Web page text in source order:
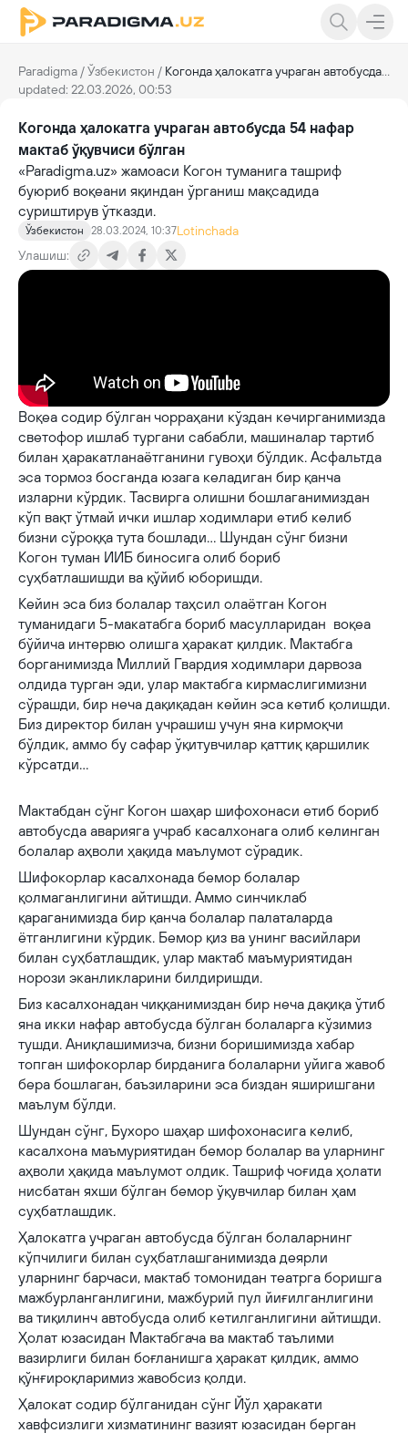
Paradigma /Ўзбекистон / Когонда ҳалокатга учраган автобусда 54 нафар мактаб ўқувчиси бўлган
updated: 22.03.2026, 00:53
Когонда ҳалокатга учраган автобусда 54 нафар
мактаб ўқувчиси бўлган
«Paradigma.uz» жамоаси Когон туманига ташриф
буюриб воқеани яқиндан ўрганиш мақсадида
суриштирув ўтказди.
Ўзбекистон 28.03.2024, 10:37Lotinchada
Улашиш:
Воқеа содир бўлган чорраҳани кўздан кечирганимизда
светофор ишлаб тургани сабабли, машиналар тартиб
билан ҳаракатланаётганини гувоҳи бўлдик. Асфальтда
эса тормоз босганда юзага келадиган бир қанча
изларни кўрдик. Тасвирга олишни бошлаганимиздан
кўп вақт ўтмай ички ишлар ходимлари етиб келиб
бизни сўроққа тута бошлади… Шундан сўнг бизни
Когон туман ИИБ биносига олиб бориб
суҳбатлашишди ва қўйиб юборишди.
Кейин эса биз болалар таҳсил олаётган Когон
туманидаги 5-макатабга бориб масулларидан воқеа
бўйича интервю олишга ҳаракат қилдик. Мактабга
борганимизда Миллий Гвардия ходимлари дарвоза
олдида турган эди, улар мактабга кирмаслигимизни
сўрашди, бир неча дақиқадан кейин эса кетиб қолишди.
Биз директор билан учрашиш учун яна кирмоқчи
бўлдик, аммо бу сафар ўқитувчилар қаттиқ қаршилик
кўрсатди…
Мактабдан сўнг Когон шаҳар шифохонаси етиб бориб
автобусда аварияга учраб касалхонага олиб келинган
болалар аҳволи ҳақида маълумот сўрадик.
Шифокорлар касалхонада бемор болалар
қолмаганлигини айтишди. Аммо синчиклаб
қараганимизда бир қанча болалар палаталарда
ётганлигини кўрдик. Бемор қиз ва унинг васийлари
билан суҳбатлашдик, улар мактаб маъмуриятидан
норози эканликларини билдиришди.
Биз касалхонадан чиққанимиздан бир неча дақиқа ўтиб
яна икки нафар автобусда бўлган болаларга кўзимиз
тушди. Аниқлашимизча, бизни боришимизда хабар
топган шифокорлар бирданига болаларни уйига жавоб
бера бошлаган, баъзиларини эса биздан яширишгани
маълум бўлди.
Шундан сўнг, Бухоро шаҳар шифохонасига келиб,
касалхона маъмуриятидан бемор болалар ва уларнинг
аҳволи ҳақида маълумот олдик. Ташриф чоғида ҳолати
нисбатан яхши бўлган бемор ўқувчилар билан ҳам
суҳбатлашдик.
Ҳалокатга учраган автобусда бўлган болаларнинг
кўпчилиги билан суҳбатлашганимизда деярли
уларнинг барчаси, мактаб томонидан театрга боришга
мажбурланганлигини, мажбурий пул йиғилганлигини
ва тиқилинч автобусда олиб кетилганлигини айтишди.
Ҳолат юзасидан Мактабгача ва мактаб таълими
вазирлиги билан боғланишга ҳаракат қилдик, аммо
қўнғироқларимиз жавобсиз қолди.
Ҳалокат содир бўлганидан сўнг Йўл ҳаракати
хавфсизлиги хизматининг вазият юзасидан берган